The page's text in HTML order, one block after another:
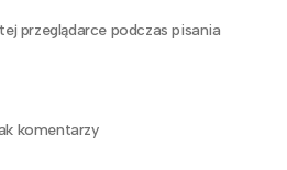
przeglądarce podczas pisania
komentarzy